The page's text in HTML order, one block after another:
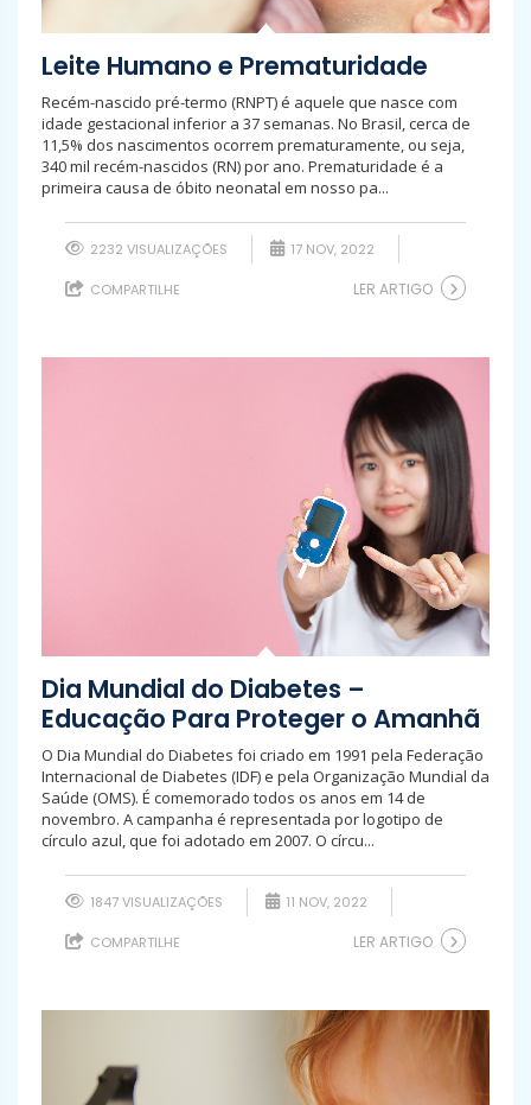
Leite Humano e Prematuridade
Recém-nascido pré-termo (RNPT) é aquele que nasce com
idade gestacional inferior a 37 semanas. No Brasil, cerca de
11,5% dos nascimentos ocorrem prematuramente, ou seja,
340 mil recém-nascidos (RN) por ano. Prematuridade é a
primeira causa de óbito neonatal em nosso pa...
2232 VISUALIZAÇÕES 17 NOV, 2022
COMPARTILHE LER ARTIGO
Dia Mundial do Diabetes –
Educação Para Proteger o Amanhã
O Dia Mundial do Diabetes foi criado em 1991 pela Federação
Internacional de Diabetes (IDF) e pela Organização Mundial da
Saúde (OMS). É comemorado todos os anos em 14 de
novembro. A campanha é representada por logotipo de
círculo azul, que foi adotado em 2007. O círcu...
1847 VISUALIZAÇÕES 11 NOV, 2022
COMPARTILHE LER ARTIGO